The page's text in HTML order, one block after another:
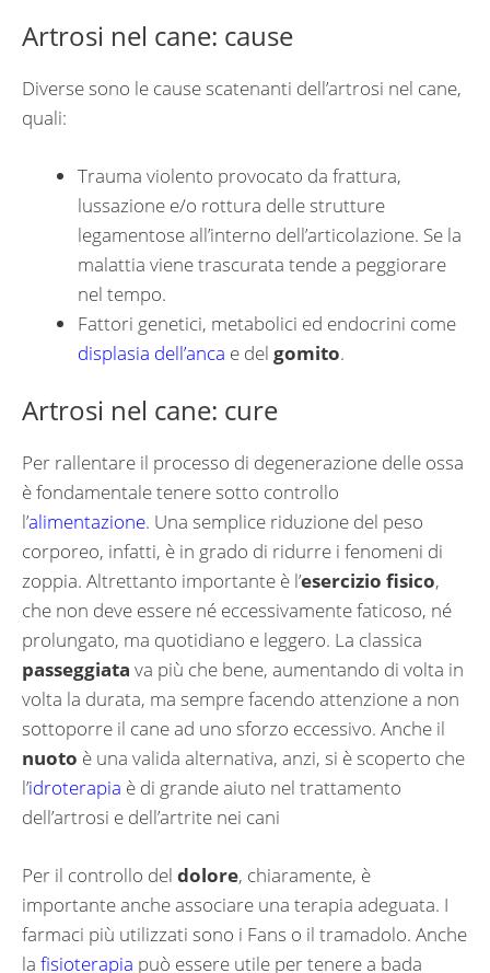
Artrosi nel cane: cause
Diverse sono le cause scatenanti dell’artrosi nel cane,
quali:
Trauma violento provocato da frattura,
lussazione e/o rottura delle strutture
legamentose all’interno dell’articolazione. Se la
malattia viene trascurata tende a peggiorare
nel tempo.
Fattori genetici, metabolici ed endocrini come
displasia dell’anca e del gomito.
Artrosi nel cane: cure
Per rallentare il processo di degenerazione delle ossa
è fondamentale tenere sotto controllo
l’alimentazione. Una semplice riduzione del peso
corporeo, infatti, è in grado di ridurre i fenomeni di
zoppia. Altrettanto importante è l’esercizio fisico,
che non deve essere né eccessivamente faticoso, né
prolungato, ma quotidiano e leggero. La classica
passeggiata va più che bene, aumentando di volta in
volta la durata, ma sempre facendo attenzione a non
sottoporre il cane ad uno sforzo eccessivo. Anche il
nuoto è una valida alternativa, anzi, si è scoperto che
l’idroterapia è di grande aiuto nel trattamento
dell’artrosi e dell’artrite nei cani
Per il controllo del dolore, chiaramente, è
importante anche associare una terapia adeguata. I
farmaci più utilizzati sono i Fans o il tramadolo. Anche
la fisioterapia può essere utile per tenere a bada